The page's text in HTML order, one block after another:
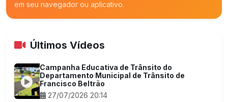
em seu navegador ou aplicativo.
Últimos Vídeos
Campanha Educativa de Trânsito do
Departamento Municipal de Trânsito de
Francisco Beltrão
27/07/2026 20:14